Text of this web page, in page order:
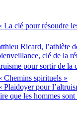
clé pour résoudre
Ricard, l’athlète
clé de la
pour sortir de la
Chemins spirituels »
Plaidoyer pour
que les hommes sont